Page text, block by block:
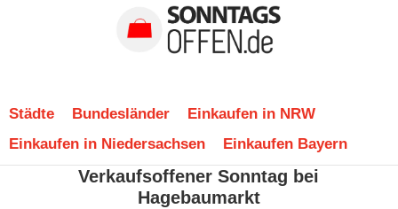
Städte Bundesländer
Einkaufen in NRW
Einkaufen in Niedersachsen
Einkaufen Bayern
Verkaufsoffener Sonntag bei
Hagebaumarkt